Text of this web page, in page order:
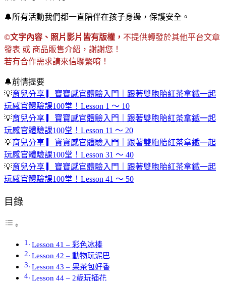
🔔所有活動我們都一直陪伴在孩子身邊，保護安全。
©文字內容、照片影片皆有版權， 不提供轉發於其他平台文章
發表 或 商品販售介紹，謝謝您！
若有合作需求請來信聯繫唷！
🔔前情提要
💡育兒分享 ▎寶寶感官體驗入門｜跟著雙胞胎紅茶拿鐵一起
玩感官體驗課100堂！Lesson 1 ～ 10
💡育兒分享 ▎寶寶感官體驗入門｜跟著雙胞胎紅茶拿鐵一起
玩感官體驗課100堂！Lesson 11 ～ 20
💡育兒分享 ▎寶寶感官體驗入門｜跟著雙胞胎紅茶拿鐵一起
玩感官體驗課100堂！Lesson 31 ～ 40
💡育兒分享 ▎寶寶感官體驗入門｜跟著雙胞胎紅茶拿鐵一起
玩感官體驗課100堂！Lesson 41 ～ 50
目錄
Lesson 41 – 彩色冰棒
Lesson 42 – 動物玩泥巴
Lesson 43 – 果茶包好香
Lesson 44 – 2歲玩插花